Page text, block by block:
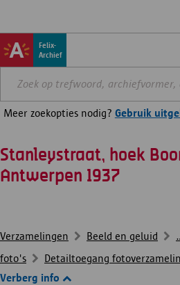
Felix-
Archief
Meer zoekopties nodig? Gebruik
Stanleystraat, hoek
Antwerpen 1937
Verzamelingen Beeld en geluid
foto's
Detailtoegang
Verberg info